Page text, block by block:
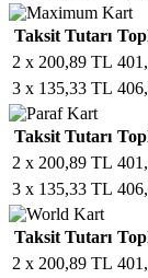
Taksit Tutarı
2 x 200,89 TL
3 x 135,33 TL
Taksit Tutarı
2 x 200,89 TL
3 x 135,33 TL
Taksit Tutarı
2 x 200,89 TL